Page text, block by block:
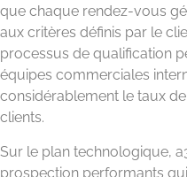
que chaque rendez-vous
aux critères définis par le
processus de qualification
équipes commerciales
considérablement le taux
clients.
Sur le plan technologique,
prospection performants